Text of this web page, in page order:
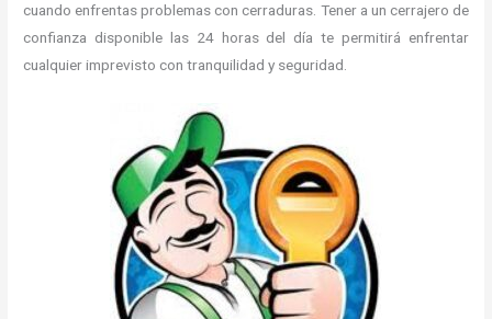
cuando enfrentas problemas con cerraduras. Tener a un cerrajero de
confianza disponible las 24 horas del día te permitirá enfrentar
cualquier imprevisto con tranquilidad y seguridad.